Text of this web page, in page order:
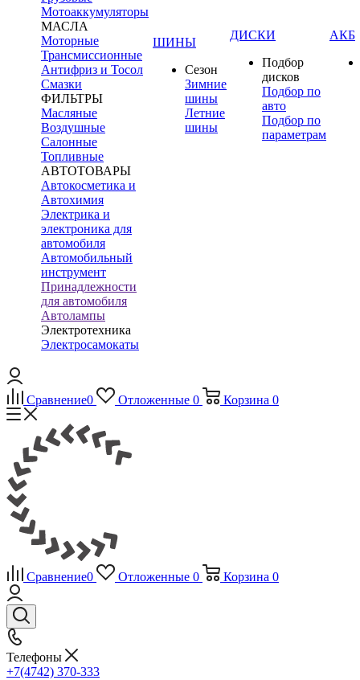
Мотоаккумуляторы
МАСЛА
Моторные
Трансмиссионные
Антифриз и Тосол
Смазки
ФИЛЬТРЫ
Масляные
Воздушные
Салонные
Топливные
АВТОТОВАРЫ
Автокосметика и
Автохимия
Электрика и
электроника для
автомобиля
Автомобильный
инструмент
Принадлежности
для автомобиля
Автолампы
Электротехника
Электросамокаты
ШИНЫ
Сезон
Зимние
шины
Летние
шины
ДИСКИ
Подбор
дисков
Подбор по
авто
Подбор по
параметрам
АКБ
Сравнение0 Отложенные 0 Корзина 0
Сравнение0 Отложенные 0 Корзина 0
Телефоны
+7(4742) 370-333